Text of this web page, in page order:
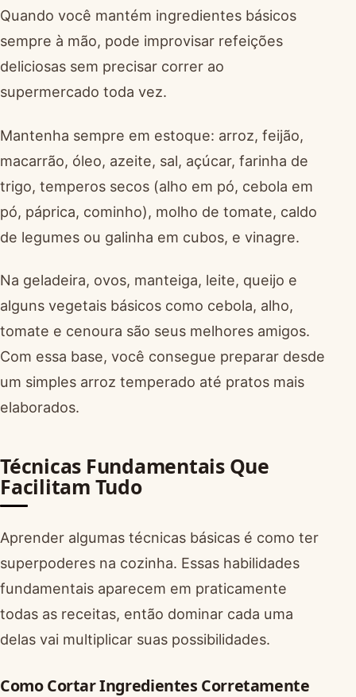
Quando você mantém ingredientes básicos
sempre à mão, pode improvisar refeições
deliciosas sem precisar correr ao
supermercado toda vez.
Mantenha sempre em estoque: arroz, feijão,
macarrão, óleo, azeite, sal, açúcar, farinha de
trigo, temperos secos (alho em pó, cebola em
pó, páprica, cominho), molho de tomate, caldo
de legumes ou galinha em cubos, e vinagre.
Na geladeira, ovos, manteiga, leite, queijo e
alguns vegetais básicos como cebola, alho,
tomate e cenoura são seus melhores amigos.
Com essa base, você consegue preparar desde
um simples arroz temperado até pratos mais
elaborados.
Técnicas Fundamentais Que
Facilitam Tudo
Aprender algumas técnicas básicas é como ter
superpoderes na cozinha. Essas habilidades
fundamentais aparecem em praticamente
todas as receitas, então dominar cada uma
delas vai multiplicar suas possibilidades.
Como Cortar Ingredientes Corretamente